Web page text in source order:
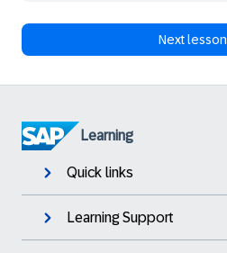
Next lesson
Learning
Quick links
Learning Support